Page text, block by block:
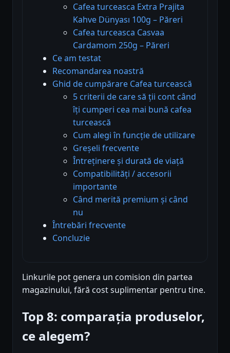
Cafea turceasca Extra Prajita
Kahve Dünyası 100g – Păreri
Cafea turceasca Casvaa
Cardamom 250g – Păreri
Ce am testat
Recomandarea noastră
Ghid de cumpărare Cafea turcească
5 criterii de care să ții cont când
îți cumperi cea mai bună cafea
turcească
Cum alegi în funcție de utilizare
Greșeli frecvente
Întreținere și durată de viață
Compatibilități / accesorii
importante
Când merită premium și când
nu
Întrebări frecvente
Concluzie
Linkurile pot genera un comision din partea
magazinului, fără cost suplimentar pentru tine.
Top 8: comparația produselor,
ce alegem?